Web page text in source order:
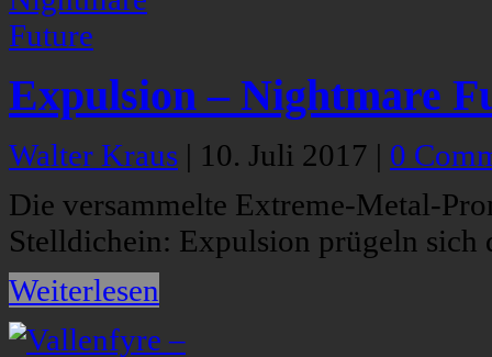
Expulsion – Nightmare
Walter Kraus | 10. Juli 2017 | 0
Die versammelte Extreme-Metal-
Stelldichein: Expulsion prügeln sich
Weiterlesen